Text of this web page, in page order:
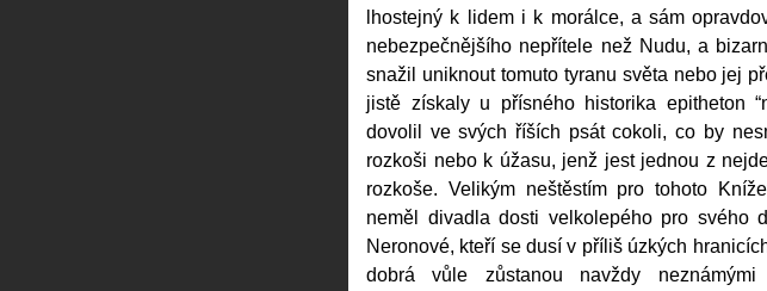
lhostejný k lidem i k morálce, a sám
nebezpečnějšího nepřítele než Nudu, a
snažil uniknout tomuto tyranu světa nebo jej
jistě získaly u přísného historika epitheton
dovolil ve svých říších psát cokoli, co by
rozkoši nebo k úžasu, jenž jest jednou z
rozkoše. Velikým neštěstím pro tohoto
neměl divadla dosti velkolepého pro svého
Neronové, kteří se dusí v příliš úzkých
dobrá vůle zůstanou navždy